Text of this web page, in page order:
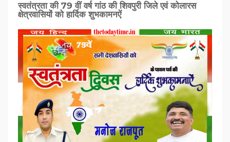
स्वतंत्रता की 79 वीं वर्ष गांठ की शिवपुरी जिले एवं कोलारस
क्षेत्रवासियों को हार्दिक शुभकामनऐं